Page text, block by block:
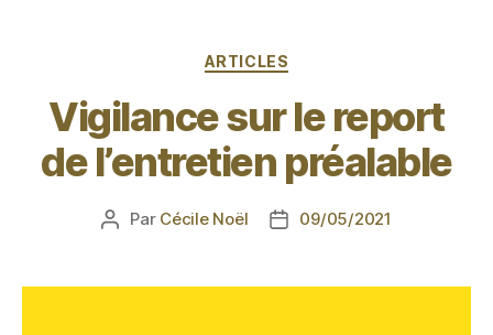
ARTICLES
Vigilance sur le report
de l’entretien préalable
Par Cécile Noël 09/05/2021